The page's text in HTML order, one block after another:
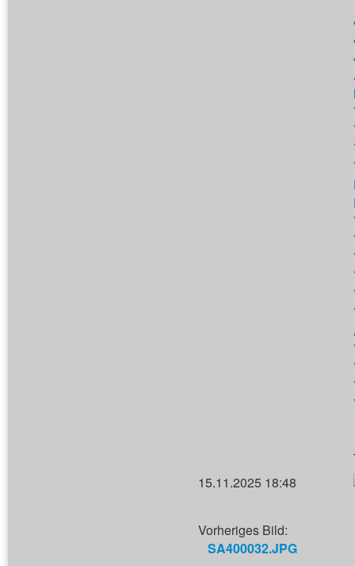
15.11.2025 18:48
Vorheriges Bild:
SA400032.JPG